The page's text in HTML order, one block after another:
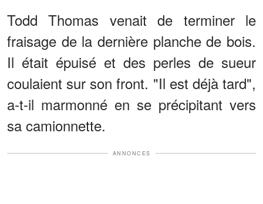
Todd Thomas venait de terminer le
fraisage de la dernière planche de bois.
Il était épuisé et des perles de sueur
coulaient sur son front. "Il est déjà tard",
a-t-il marmonné en se précipitant vers
sa camionnette.
ANNONCES